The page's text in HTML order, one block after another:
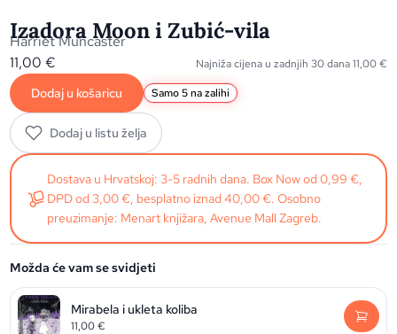
Izadora Moon i Zubić-vila
Harriet Muncaster
11,00€ Najniža cijena u zadnjih 30 dana11,00€
Dodaj u košaricu Samo 5 na zalihi
Dodaj u listu želja
Dostava u Hrvatskoj: 3-5 radnih dana. Box Now od 0,99 €,
DPD od 3,00 €, besplatno iznad 40,00 €. Osobno
preuzimanje: Menart knjižara, Avenue Mall Zagreb.
Možda će vam se svidjeti
Mirabela i ukleta koliba
11,00€